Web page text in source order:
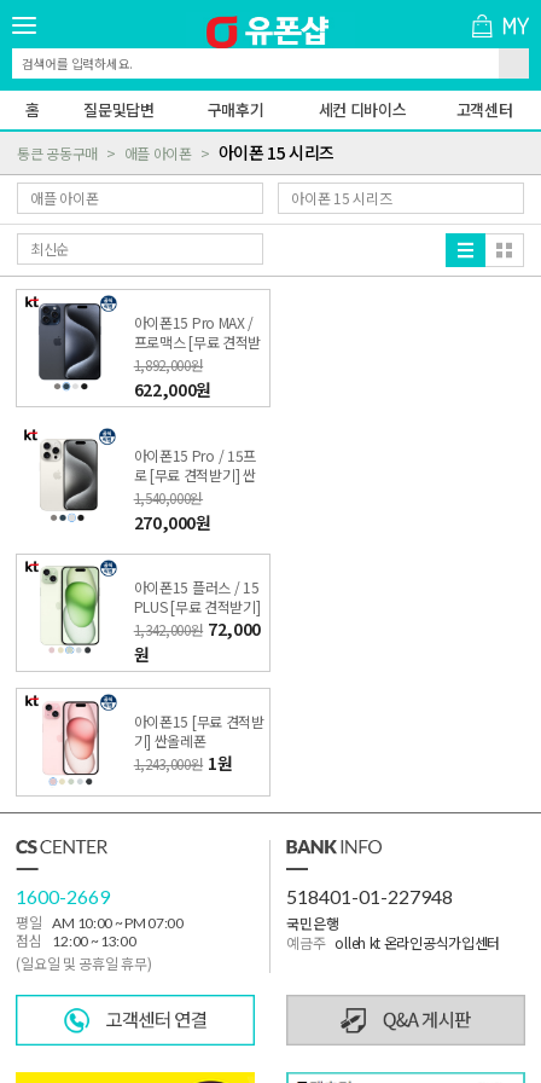
홈 질문및답변 구매후기 세컨 디바이스 고객센터
통큰 공동구매 애플 아이폰 아이폰 15 시리즈
아이폰15 Pro MAX /
프로맥스 [무료 견적받
기] 싼올레폰
1,892,000원
622,000원
아이폰15 Pro / 15프
로 [무료 견적받기] 싼
올레폰
1,540,000원
270,000원
아이폰15 플러스 / 15
PLUS [무료 견적받기]
싼올레폰
1,342,000원 72,000
원
아이폰15 [무료 견적받
기] 싼올레폰
1,243,000원 1원
1600-2669
평일
AM 10:00 ~ PM 07:00
점심
12:00 ~ 13:00
(일요일 및 공휴일 휴무)
518401-01-227948
국민은행
예금주 olleh kt 온라인공식가입센터